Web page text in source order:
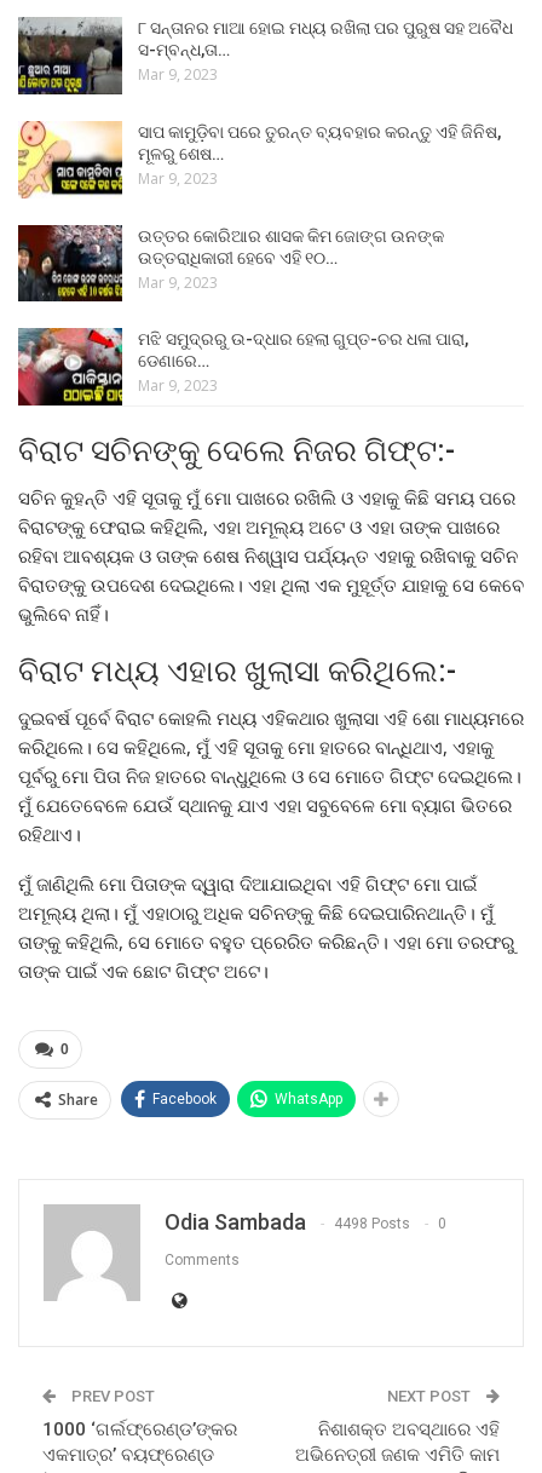
୮ ସନ୍ତାନର ମାଆ ହୋଇ ମଧ୍ୟ ରଖିଲା ପର ପୁରୁଷ ସହ ଅବୈଧ
ସ-ମ୍ବନ୍ଧ,ତା…
Mar 9, 2023
ସାପ କାମୁଡ଼ିବା ପରେ ତୁରନ୍ତ ବ୍ୟବହାର କରନ୍ତୁ ଏହି ଜିନିଷ,
ମୂଳରୁ ଶେଷ…
Mar 9, 2023
ଉତ୍ତର କୋରିଆର ଶାସକ କିମ ଜୋଙ୍ଗ ଉନଙ୍କ
ଉତ୍ତରାଧିକାରୀ ହେବେ ଏହି ୧୦…
Mar 9, 2023
ମଝି ସମୁଦ୍ରରୁ ଉ-ଦ୍ଧାର ହେଲା ଗୁପ୍ତ-ଚର ଧଳା ପାରା,
ଡେଣାରେ…
Mar 9, 2023
ବିରାଟ ସଚିନଙ୍କୁ ଦେଲେ ନିଜର ଗିଫ୍ଟ:-
ସଚିନ କୁହନ୍ତି ଏହି ସୂତାକୁ ମୁଁ ମୋ ପାଖରେ ରଖିଲି ଓ ଏହାକୁ କିଛି ସମୟ ପରେ
ବିରାଟଙ୍କୁ ଫେରାଇ କହିଥିଲି, ଏହା ଅମୂଲ୍ୟ ଅଟେ ଓ ଏହା ତାଙ୍କ ପାଖରେ
ରହିବା ଆବଶ୍ୟକ ଓ ତାଙ୍କ ଶେଷ ନିଶ୍ୱାସ ପର୍ଯ୍ୟନ୍ତ ଏହାକୁ ରଖିବାକୁ ସଚିନ
ବିରାତଙ୍କୁ ଉପଦେଶ ଦେଇଥିଲେ। ଏହା ଥିଲା ଏକ ମୁହୂର୍ତ୍ତ ଯାହାକୁ ସେ କେବେ
ଭୁଲିବେ ନାହିଁ।
ବିରାଟ ମଧ୍ୟ ଏହାର ଖୁଲାସା କରିଥିଲେ:-
ଦୁଇବର୍ଷ ପୂର୍ବେ ବିରାଟ କୋହଲି ମଧ୍ୟ ଏହିକଥାର ଖୁଲାସା ଏହି ଶୋ ମାଧ୍ୟମରେ
କରିଥିଲେ। ସେ କହିଥିଲେ, ମୁଁ ଏହି ସୂତାକୁ ମୋ ହାତରେ ବାନ୍ଧିଥାଏ, ଏହାକୁ
ପୂର୍ବରୁ ମୋ ପିତା ନିଜ ହାତରେ ବାନ୍ଧୁଥିଲେ ଓ ସେ ମୋତେ ଗିଫ୍ଟ ଦେଇଥିଲେ।
ମୁଁ ଯେତେବେଳେ ଯେଉଁ ସ୍ଥାନକୁ ଯାଏ ଏହା ସବୁବେଳେ ମୋ ବ୍ୟାଗ ଭିତରେ
ରହିଥାଏ।
ମୁଁ ଜାଣିଥିଲି ମୋ ପିତାଙ୍କ ଦ୍ୱାରା ଦିଆଯାଇଥିବା ଏହି ଗିଫ୍ଟ ମୋ ପାଇଁ
ଅମୂଲ୍ୟ ଥିଲା। ମୁଁ ଏହାଠାରୁ ଅଧିକ ସଚିନଙ୍କୁ କିଛି ଦେଇପାରିନଥାନ୍ତି। ମୁଁ
ତାଙ୍କୁ କହିଥିଲି, ସେ ମୋତେ ବହୁତ ପ୍ରେରିତ କରିଛନ୍ତି। ଏହା ମୋ ତରଫରୁ
ତାଙ୍କ ପାଇଁ ଏକ ଛୋଟ ଗିଫ୍ଟ ଅଟେ।
0
Share Facebook WhatsApp
Odia Sambada 4498 Posts 0
Comments
PREV POST
1000 ‘ଗର୍ଲଫ୍ରେଣ୍ଡ’ଙ୍କର
ଏକମାତ୍ର’ ବୟଫ୍ରେଣ୍ଡ
NEXT POST
ନିଶାଶକ୍ତ ଅବସ୍ଥାରେ ଏହି
ଅଭିନେତ୍ରୀ ଜଣକ ଏମିତି କାମ